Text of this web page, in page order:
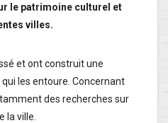
le patrimoine culturel et
villes.
et ont construit une
les entoure. Concernant
des recherches sur
la ville.